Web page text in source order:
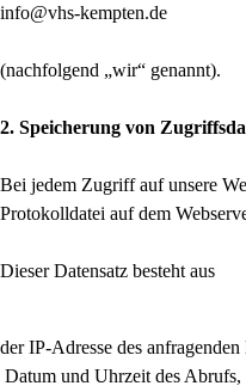
info@vhs-kempten.de
(nachfolgend „wir“ genannt).
2. Speicherung von
Bei jedem Zugriff auf unsere
Protokolldatei auf dem
Dieser Datensatz besteht aus
der IP-Adresse des anfragenden
Datum und Uhrzeit des Abrufs,